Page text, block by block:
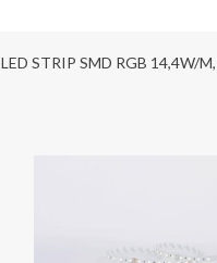
LED STRIP SMD RGB 14,4W/